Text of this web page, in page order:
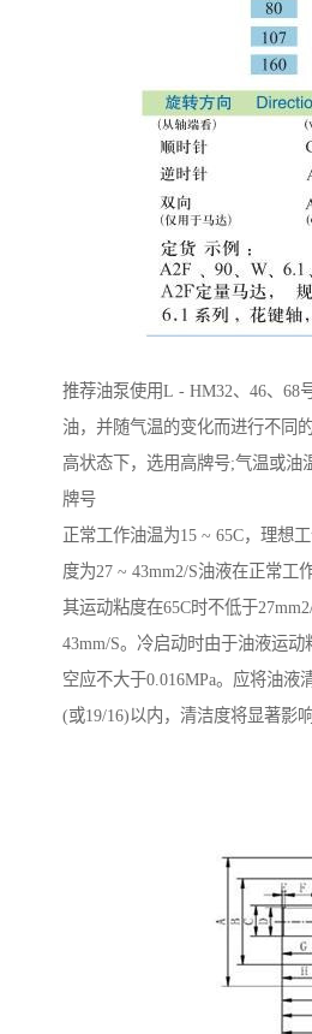
推荐油泵使用L - HM32、46、68
油，并随气温的变化而进行不同
高状态下，选用高牌号;气温或油
牌号
正常工作油温为15 ~ 65C，理想
度为27 ~ 43mm2/S油液在正常工
其运动粘度在65C时不低于
43mm/S。冷启动时由于油液运
空应不大于0.016MPa。应将油液
(或19/16)以内，清洁度将显著影